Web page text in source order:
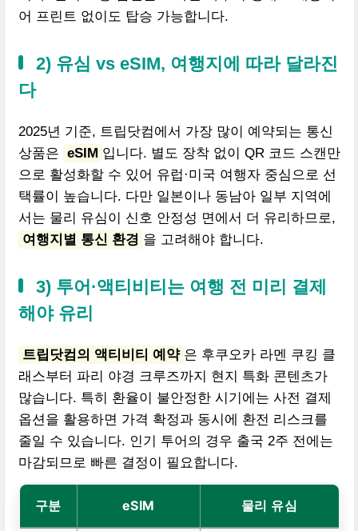
어 프린트 없이도 탑승 가능합니다.
2) 유심 vs eSIM, 여행지에 따라 달라진
다
2025년 기준, 트립닷컴에서 가장 많이 예약되는 통신
상품은 eSIM 입니다. 별도 장착 없이 QR 코드 스캔만
으로 활성화할 수 있어 유럽·미국 여행자 중심으로 선
택률이 높습니다. 다만 일본이나 동남아 일부 지역에
서는 물리 유심이 신호 안정성 면에서 더 유리하므로,
여행지별 통신 환경 을 고려해야 합니다.
3) 투어·액티비티는 여행 전 미리 결제
해야 유리
트립닷컴의 액티비티 예약 은 후쿠오카 라멘 쿠킹 클
래스부터 파리 야경 크루즈까지 현지 특화 콘텐츠가
많습니다. 특히 환율이 불안정한 시기에는 사전 결제
옵션을 활용하면 가격 확정과 동시에 환전 리스크를
줄일 수 있습니다. 인기 투어의 경우 출국 2주 전에는
마감되므로 빠른 결정이 필요합니다.
구분 eSIM 물리 유심